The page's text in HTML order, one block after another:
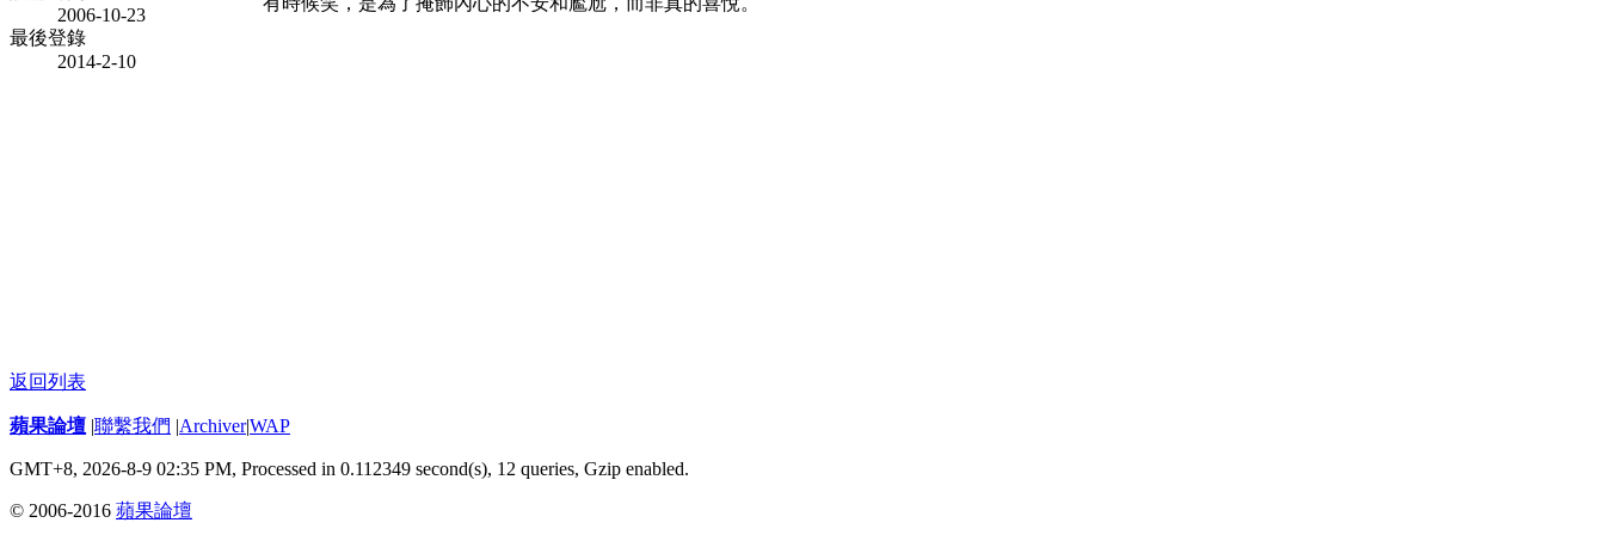
2006-10-23
最後登錄
2014-2-10
返回列表
蘋果論壇 |聯繫我們 |Archiver|WAP
GMT+8, 2026-8-9 02:35 PM, Processed in 0.112349 second(s), 12 queries, Gzip enabled.
© 2006-2016 蘋果論壇